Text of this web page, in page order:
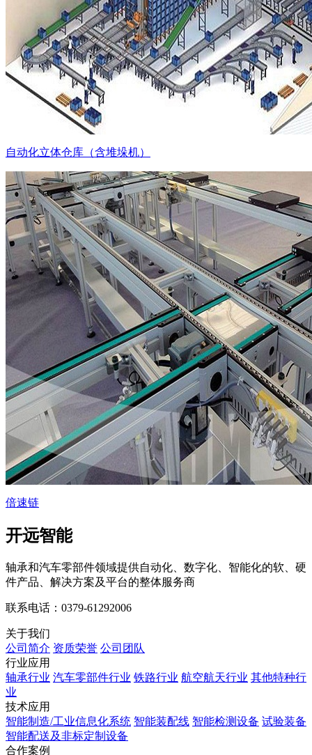
自动化立体仓库（含堆垛机）
倍速链
开远智能
轴承和汽车零部件领域提供自动化、数字化、智能化的软、硬
件产品、解决方案及平台的整体服务商
联系电话：0379-61292006
关于我们
公司简介 资质荣誉 公司团队
行业应用
轴承行业 汽车零部件行业 铁路行业 航空航天行业 其他特种行
业
技术应用
智能制造/工业信息化系统 智能装配线 智能检测设备 试验装备
智能配送及非标定制设备
合作案例